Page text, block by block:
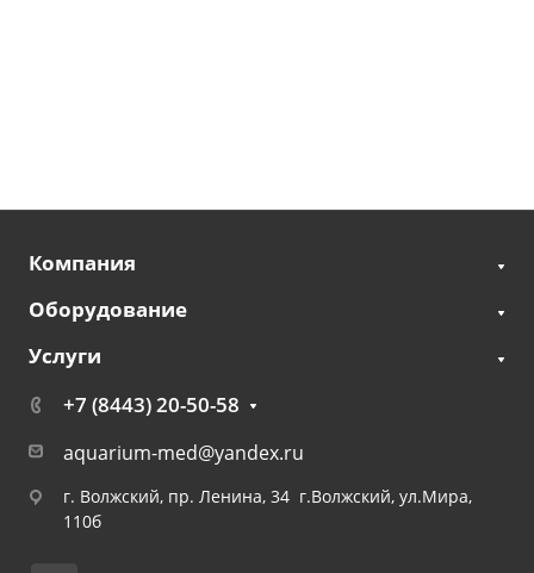
Компания
Оборудование
Услуги
+7 (8443) 20-50-58
aquarium-med@yandex.ru
г. Волжский, пр. Ленина, 34 г.Волжский, ул.Мира,
110б